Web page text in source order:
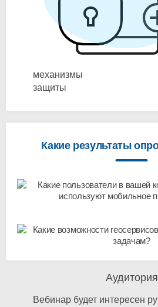
механизмы
защиты
Какие результаты
Аудитория
Вебинар будет интересен